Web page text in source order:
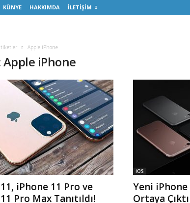
KÜNYE HAKKIMDA İLETİŞİM
Apple iPhone
Apple iPhone
iPhone 11 Pro ve
Pro Max Tanıtıldı!
iOS
Yeni iPhone
Ortaya Çıktı